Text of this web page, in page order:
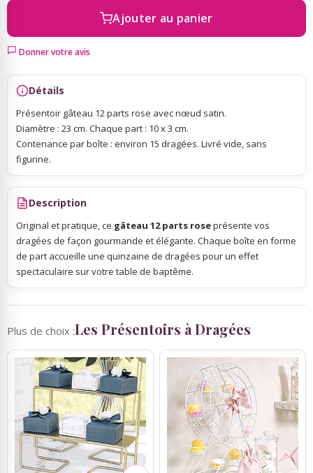
Sky Lanterns
Rubans Tulle Organdi
Scrapbooking, Loisirs Créatifs
Ajouter au panier
Donner votre avis
Détails
Présentoir gâteau 12 parts rose avec nœud satin.
Diamètre : 23 cm. Chaque part : 10 x 3 cm.
Contenance par boîte : environ 15 dragées. Livré vide, sans
figurine.
Description
Original et pratique, ce gâteau 12 parts roseprésente vos
dragées de façon gourmande et élégante. Chaque boîte en forme
de part accueille une quinzaine de dragées pour un effet
spectaculaire sur votre table de baptême.
Plus de choix :Les Présentoirs à Dragées